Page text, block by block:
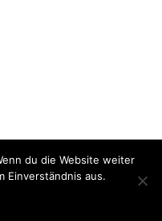
du die Website weiter
Einverständnis aus.